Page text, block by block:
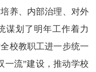
养、内部治理、对外
谋划了明年工作着力
校教职工进一步统一
一流”建设，推动学校